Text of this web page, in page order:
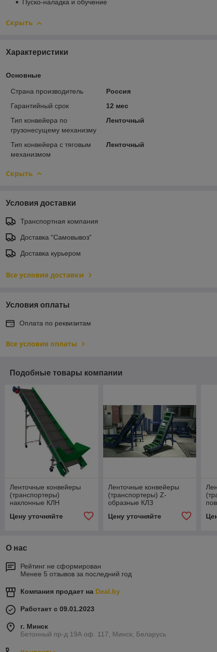
Пуско-наладка и обучение
Скрыть
Характеристики
Основные
Страна производитель
Россия
Гарантийный срок
12 мес
Тип конвейера по
грузонесущему механизму
Ленточный
Тип конвейера с тяговым
механизмом
Ленточный
Скрыть
Условия доставки
Транспортная компания
Доставка "Самовывоз"
Доставка курьером
Все условия доставки
Условия оплаты
Оплата по реквизитам
Все условия оплаты
Подобные товары компании
Ленточные конвейеры
(транспортеры)
наклонные КЛН
Цену уточняйте
Ленточные конвейеры
(транспортеры) Z-
образные КЛЗ
Цену уточняйте
О нас
Рейтинг не сформирован
Менее 5 отзывов за последний год
Компания продает на Deal.by
Работает с 09.01.2023
г. Минск
Бетонный пр-д 19А оф. 117, Минск, Беларусь